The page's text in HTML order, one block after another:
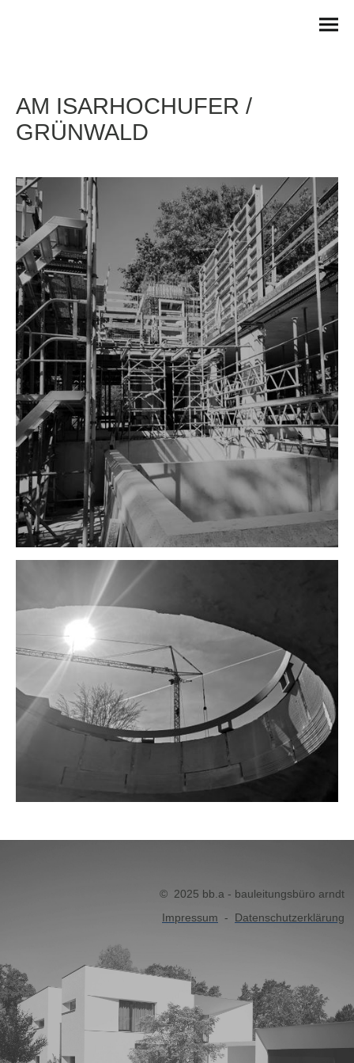
AM ISARHOCHUFER /
GRÜNWALD
© 2025 bb.a - bauleitungsbüro arndt
Impressum - Datenschutzerklärung